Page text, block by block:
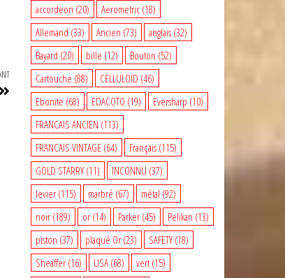
Article
suivant
accordeon (20) Aerometric(18)
Allemand (33) Ancien (73) anglais(32)
Bayard (20) bille (12) Bouton (52)
Cartouche (88) CELLULOID (46)
Ebonite (68) EDACOTO (19) Eversharp (10)
FRANCAIS ANCIEN (113)
FRANCAIS VINTAGE (64) Français(115)
GOLD STARRY(11) INCONNU (37)
levier(115) marbré (67) métal (92)
noir(189) or(14) Parker(45) Pelikan (13)
piston (37) plaqué Or(23) SAFETY(18)
Sheaffer(16) USA(68) vert(15)